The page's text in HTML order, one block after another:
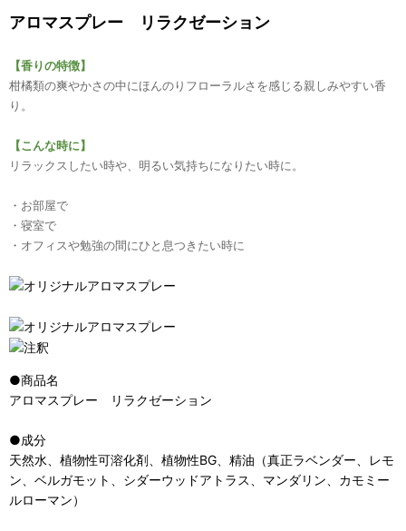
アロマスプレー リラクゼーション
【香りの特徴】
柑橘類の爽やかさの中にほんのりフローラルさを感じる親しみやすい香
り。
【こんな時に】
リラックスしたい時や、明るい気持ちになりたい時に。
・お部屋で
・寝室で
・オフィスや勉強の間にひと息つきたい時に
●商品名
アロマスプレー リラクゼーション
●成分
天然水、植物性可溶化剤、植物性BG、精油（真正ラベンダー、レモ
ン、ベルガモット、シダーウッドアトラス、マンダリン、カモミー
ルローマン）